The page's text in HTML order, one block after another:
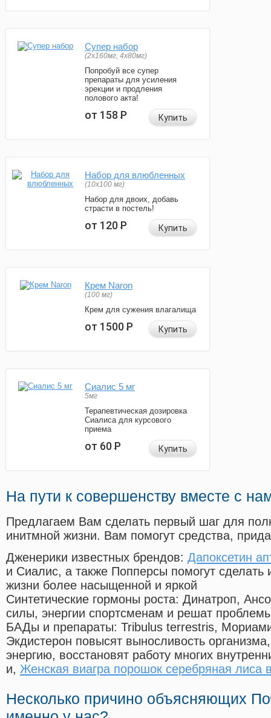
Супер набор
(2х160мг, 4х80мг)
Попробуй все супер
препараты для усиления
эрекции и продления
полового акта!
от 158Р Купить
Набор для влюбленных
(10х100 мг)
Набор для двоих, добавь
страсти в постель!
от 120Р Купить
Крем Naron
(100 мг)
Крем для сужения влагалища
от 1500Р Купить
Сиалис 5 мг
5мг
Терапевтическая дозировка
Сиалиса для курсового
приема
от 60Р Купить
На пути к совершенству вместе с
Предлагаем Вам сделать первый шаг для
инитмной жизни. Вам помогут средства,
Дженерики известных брендов: Дапоксетин
и Сиалис, а также Попперсы помогут
жизни более насыщенной и яркой
Синтетические гормоны роста: Динатроп,
силы, энергии спортсменам и решат
БАДы и препараты: Tribulus terrestris,
Экдистерон повысят выносливость
энергию, восстановят работу многих
и, Женская виагра порошок серебряная лиса
Несколько причино объясняющих